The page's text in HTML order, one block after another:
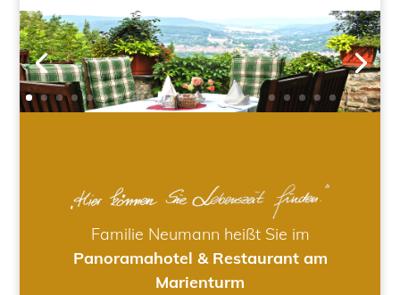
Familie Neumann heißt Sie im
Panoramahotel & Restaurant am
Marienturm